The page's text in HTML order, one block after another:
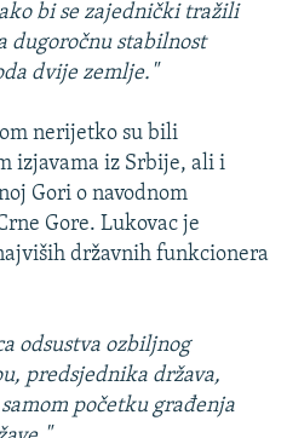
bi se zajednički tražili
dugoročnu stabilnost
dvije zemlje."
nerijetko su bili
izjavama iz Srbije, ali i
Gori o navodnom
Gore. Lukovac je
državnih funkcionera
odsustva ozbiljnog
predsjednika država,
početku građenja